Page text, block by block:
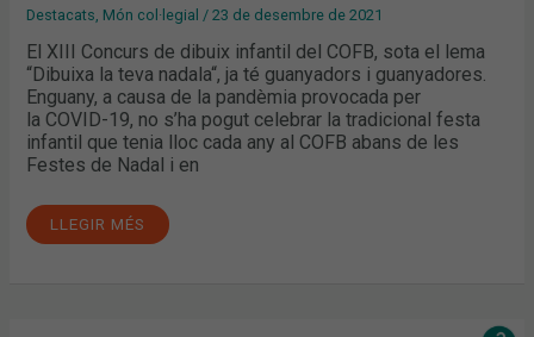
Destacats Món col·legial /23 de desembre de 2021
El XIII Concurs de dibuix infantil del COFB, sota el lema
“Dibuixa la teva nadala“, ja té guanyadors i guanyadores.
Enguany, a causa de la pandèmia provocada per
la COVID-19, no s’ha pogut celebrar la tradicional festa
infantil que tenia lloc cada any al COFB abans de les
Festes de Nadal i en
LLEGIR MÉS